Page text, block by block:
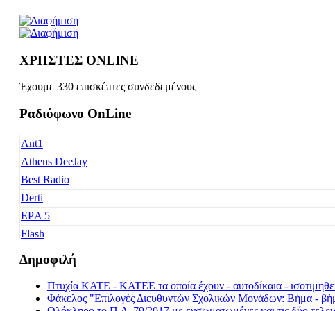
ΧΡΗΣΤΕΣ ONLINE
Έχουμε 330 επισκέπτες συνδεδεμένους
Ραδιόφωνο OnLine
Ant1
Athens DeeJay
Best Radio
Derti
EΡA 5
Flash
Fresh Music
Galaxy 92
Happy Radio
Δημοφιλή
Πτυχία ΚΑΤΕ - ΚΑΤΕΕ τα οποία έχουν - αυτοδίκαια -
Φάκελος "Επιλογές Διευθυντών Σχολικών Μονάδων: Βήμα -